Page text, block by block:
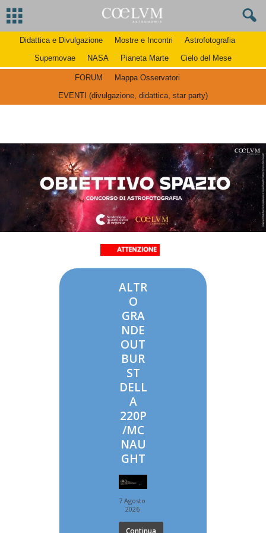
Didattica e Divulgazione Mostre e Incontri
Astrofotografia
Supernovae
NASA Pianeta Marte Cielo del Mese
FORUM
Mappa Osservatori
EVENTI (divulgazione, didattica, star party)
ALTR
O
GRA
NDE
OUT
BUR
ST
DELL
A
220P
/MC
NAU
GHT
7 Agosto
2026
Continua